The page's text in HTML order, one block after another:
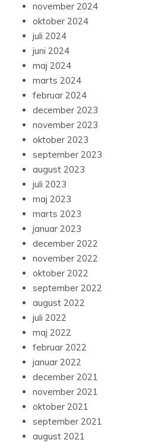
november 2024
oktober 2024
juli 2024
juni 2024
maj 2024
marts 2024
februar 2024
december 2023
november 2023
oktober 2023
september 2023
august 2023
juli 2023
maj 2023
marts 2023
januar 2023
december 2022
november 2022
oktober 2022
september 2022
august 2022
juli 2022
maj 2022
februar 2022
januar 2022
december 2021
november 2021
oktober 2021
september 2021
august 2021